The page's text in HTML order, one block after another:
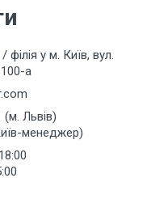
філія у м. Київ, вул.
а
Львів)
менеджер)